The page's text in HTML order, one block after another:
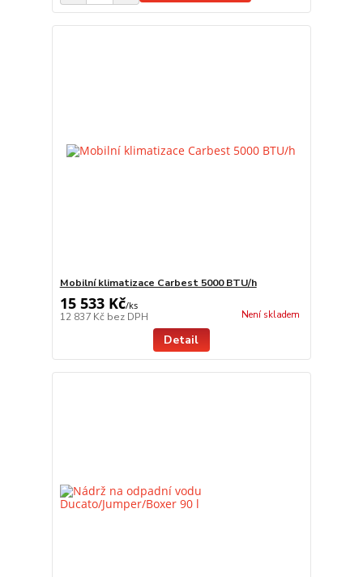
Mobilní klimatizace Carbest 5000 BTU/h
15 533 Kč/ks
12 837 Kč bez DPH Není skladem
Detail